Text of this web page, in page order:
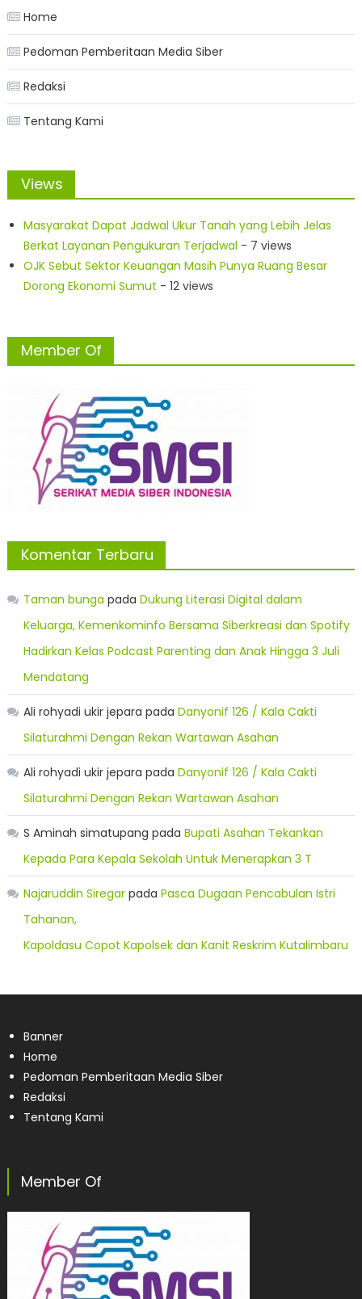
Home
Pedoman Pemberitaan Media Siber
Redaksi
Tentang Kami
Views
Masyarakat Dapat Jadwal Ukur Tanah yang Lebih Jelas
Berkat Layanan Pengukuran Terjadwal - 7 views
OJK Sebut Sektor Keuangan Masih Punya Ruang Besar
Dorong Ekonomi Sumut - 12 views
Member Of
Komentar Terbaru
Taman bunga pada Dukung Literasi Digital dalam
Keluarga, Kemenkominfo Bersama Siberkreasi dan Spotify
Hadirkan Kelas Podcast Parenting dan Anak Hingga 3 Juli
Mendatang
Ali rohyadi ukir jepara pada Danyonif 126 / Kala Cakti
Silaturahmi Dengan Rekan Wartawan Asahan
Ali rohyadi ukir jepara pada Danyonif 126 / Kala Cakti
Silaturahmi Dengan Rekan Wartawan Asahan
S Aminah simatupang pada Bupati Asahan Tekankan
Kepada Para Kepala Sekolah Untuk Menerapkan 3 T
Najaruddin Siregarpada Pasca Dugaan Pencabulan Istri
Tahanan,
Kapoldasu Copot Kapolsek dan Kanit Reskrim Kutalimbaru
Banner
Home
Pedoman Pemberitaan Media Siber
Redaksi
Tentang Kami
Member Of